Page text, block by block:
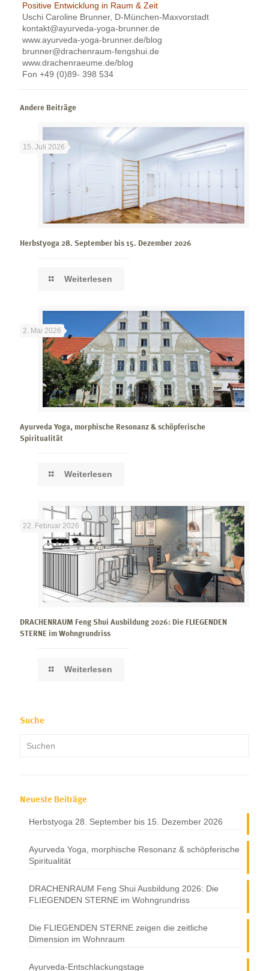
Positive Entwicklung in Raum & Zeit
Uschi Caroline Brunner, D-München-Maxvorstadt
kontakt@ayurveda-yoga-brunner.de
www.ayurveda-yoga-brunner.de/blog
brunner@drachenraum-fengshui.de
www.drachenraeume.de/blog
Fon +49 (0)89- 398 534
Andere Beiträge
15. Juli 2026
Herbstyoga 28. September bis 15. Dezember 2026
Weiterlesen
2. Mai 2026
Ayurveda Yoga, morphische Resonanz & schöpferische
Spiritualität
Weiterlesen
22. Februar 2026
DRACHENRAUM Feng Shui Ausbildung 2026: Die FLIEGENDEN
STERNE im Wohngrundriss
Weiterlesen
Suche
Neueste Beiträge
Herbstyoga 28. September bis 15. Dezember 2026
Ayurveda Yoga, morphische Resonanz & schöpferische
Spiritualität
DRACHENRAUM Feng Shui Ausbildung 2026: Die
FLIEGENDEN STERNE im Wohngrundriss
Die FLIEGENDEN STERNE zeigen die zeitliche
Dimension im Wohnraum
Ayurveda-Entschlackungstage